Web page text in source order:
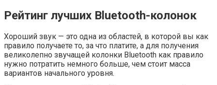
Рейтинг лучших Bluetooth-колонок
Хороший звук — это одна из областей, в которой вы как
правило получаете то, за что платите, а для получения
великолепно звучащей колонки Bluetooth как правило
нужно потратить немного больше, чем стоит масса
вариантов начального уровня.